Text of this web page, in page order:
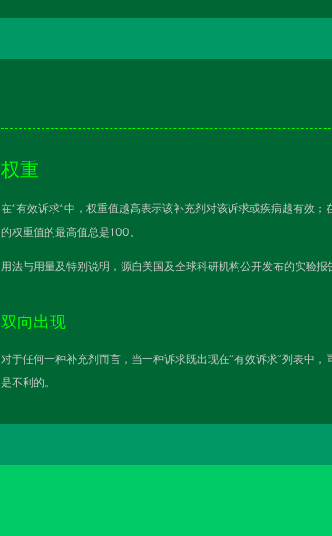
权重
在“有效诉求”中，权重值越高表示该补充剂对该诉求或疾病越有效
的权重值的最高值总是100。
用法与用量及特别说明，源自美国及全球科研机构公开发布的实验报
双向出现
对于任何一种补充剂而言，当一种诉求既出现在“有效诉求”列表中
是不利的。